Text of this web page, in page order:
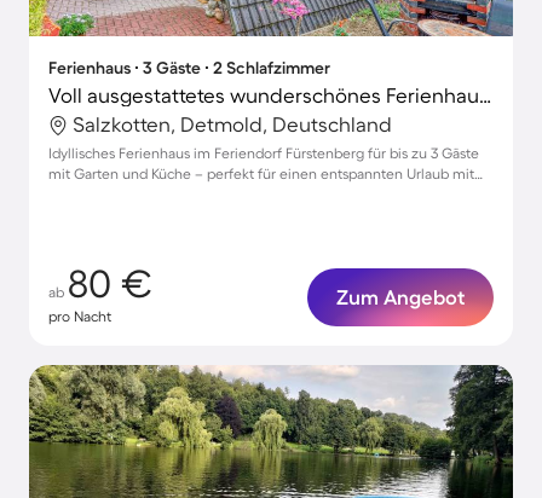
Ferienhaus ∙ 3 Gäste ∙ 2 Schlafzimmer
Voll ausgestattetes wunderschönes Ferienhaus mit Terrasse, Grill und Garten | Haustierfreundlich
Salzkotten, Detmold, Deutschland
Idyllisches Ferienhaus im Feriendorf Fürstenberg für bis zu 3 Gäste
mit Garten und Küche – perfekt für einen entspannten Urlaub mit
ab 80 €
pro Nacht
Zum Angebot